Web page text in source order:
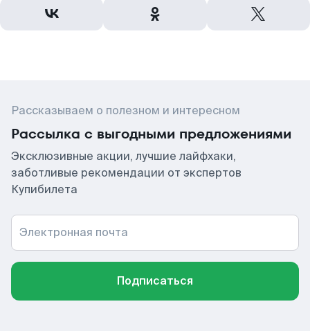
Рассказываем о полезном и интересном
Рассылка с выгодными предложениями
Эксклюзивные акции, лучшие лайфхаки,
заботливые рекомендации от экспертов
Купибилета
Электронная почта
Подписаться